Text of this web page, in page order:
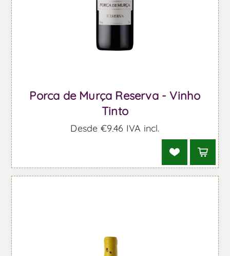
Porca de Murça Reserva - Vinho
Tinto
Desde €9,46 IVA incl.